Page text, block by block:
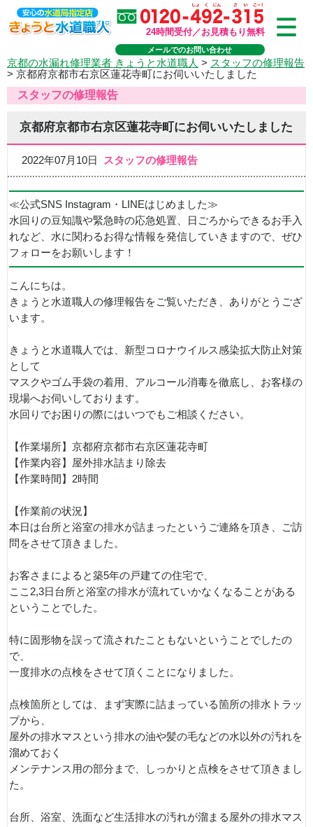
24時間受付／お見積もり無料
メールでのお問い合わせ
京都の水漏れ修理業者 きょうと水道職人 > スタッフの修理報告
> 京都府京都市右京区蓮花寺町にお伺いいたしました
スタッフの修理報告
京都府京都市右京区蓮花寺町にお伺いいたしました
2022年07月10日 スタッフの修理報告
≪公式SNS Instagram・LINEはじめました≫
水回りの豆知識や緊急時の応急処置、日ごろからできるお手入
れなど、水に関わるお得な情報を発信していきますので、ぜひ
フォローをお願いします！
こんにちは。
きょうと水道職人の修理報告をご覧いただき、ありがとうござ
います。
きょうと水道職人では、新型コロナウイルス感染拡大防止対策
として
マスクやゴム手袋の着用、アルコール消毒を徹底し、お客様の
現場へお伺いしております。
水回りでお困りの際にはいつでもご相談ください。
【作業場所】京都府京都市右京区蓮花寺町
【作業内容】屋外排水詰まり除去
【作業時間】2時間
【作業前の状況】
本日は台所と浴室の排水が詰まったというご連絡を頂き、ご訪
問をさせて頂きました。
お客さまによると築5年の戸建ての住宅で、
ここ2,3日台所と浴室の排水が流れていかなくなることがある
ということでした。
特に固形物を誤って流されたこともないということでしたの
で、
一度排水の点検をさせて頂くことになりました。
点検箇所としては、まず実際に詰まっている箇所の排水トラッ
プから、
屋外の排水マスという排水の油や髪の毛などの水以外の汚れを
溜めておく
メンテナンス用の部分まで、しっかりと点検をさせて頂きまし
た。
台所、浴室、洗面など生活排水の汚れが溜まる屋外の排水マス